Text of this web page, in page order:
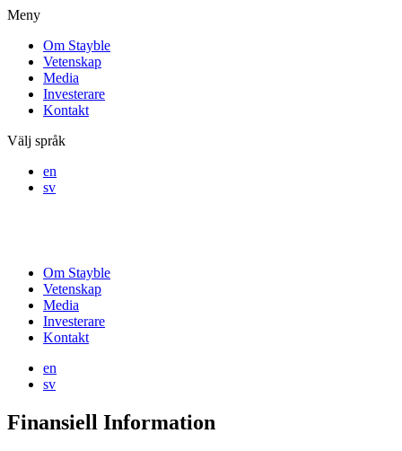
Meny
Om Stayble
Vetenskap
Media
Investerare
Kontakt
Välj språk
en
sv
Om Stayble
Vetenskap
Media
Investerare
Kontakt
en
sv
Finansiell Information